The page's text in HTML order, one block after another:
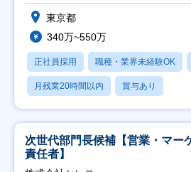
東京都
340万~550万
正社員採用 職種・業界未経験OK
月残業20時間以内 賞与あり
次世代部門長候補【営業・マー
責任者】